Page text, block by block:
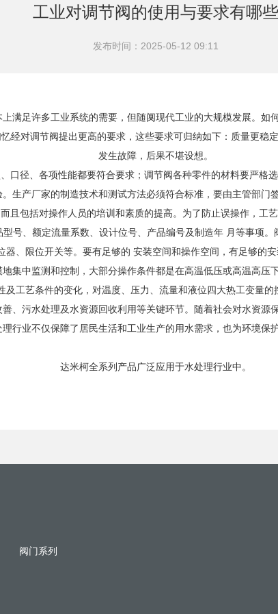
工业对调节阀的使用与要求有哪些
发布时间：2025-05-12 09:11
满足许多工业系统的需要，但随阒现代工业的大规模发展。
经对调节阀提出更高的要求，这些要求可归纳如下：质量更稳
发生故障，后果不堪设想。
径、各项性能都要符合要求；调节阀各种零件的材料要严格
。生产厂家的制造技术和测试方法必须符合标准，要由主管部门签
包括对操作人员的培训和素质的提高。为了防止误操作，工
号、额定流量系数、设计位号、产品编号及制造年 月等事项
、限位开关等。要有足够的 安装空间和操作空间，有足够的
中监测和控制，大部分操作条件都是在高温低压或高温高压
工艺条件的变化，对温度、压力、流量和液位四大热工变量的
、污水处理及水资源回收利用等关键环节。随着社会对水资
行业不仅保障了居民生活和工业生产的用水需求，也为环境保
达米柯全系列产品广泛应用于水处理行业中。
阀门系列